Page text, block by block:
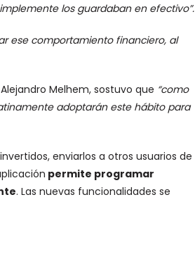
los guardaban en efectivo”.
ese comportamiento financiero, al
Melhem, sostuvo que “como
adoptarán este hábito para
enviarlos a otros usuarios de
permite programar
. Las nuevas funcionalidades se